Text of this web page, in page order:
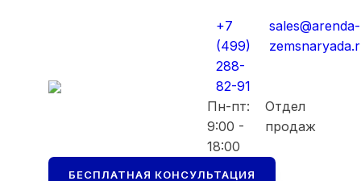
+7
(499)
288-
82-91
sales@arenda-
Пн-пт:
9:00 -
18:00
Отдел
продаж
БЕСПЛАТНАЯ КОНСУЛЬТАЦИЯ
Мы перезвоним вам в ближайшее
Консультация БЕСПЛАТНАЯ
Мы перезвоним вам в ближайшее
Консультация БЕСПЛАТНАЯ